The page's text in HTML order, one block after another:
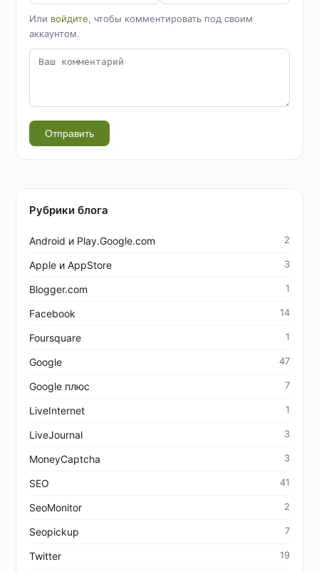
Или войдите, чтобы комментировать под своим
аккаунтом.
Отправить
Рубрики блога
Android и Play.Google.com 2
Apple и AppStore 3
Blogger.com 1
Facebook 14
Foursquare 1
Google 47
Google плюс 7
LiveInternet 1
LiveJournal 3
MoneyCaptcha 3
SEO 41
SeoMonitor 2
Seopickup 7
Twitter 19